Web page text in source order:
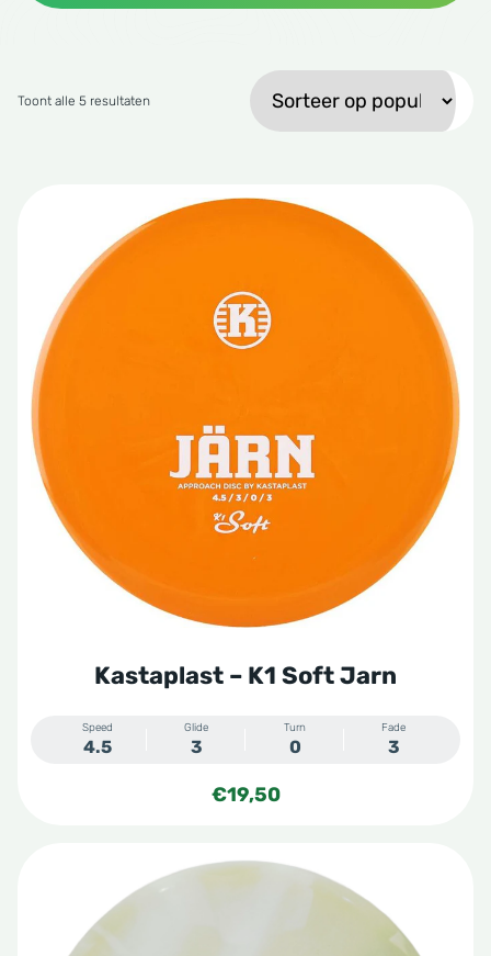
Toont alle 5 resultatenGesorteerd op gemiddelde waardering
Kastaplast – K1 Soft Jarn
Speed
4.5
Glide
3
Turn
0
Fade
3
€19,50